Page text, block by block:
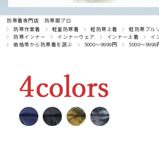
防寒着専門店 防寒服プロ
防寒作業着
軽量防寒着 軽防寒上着
軽防寒ブル
防寒インナー
インナーウェア インナー上着
イ
価格帯から防寒着を選ぶ
5000～9999円 5000～9999